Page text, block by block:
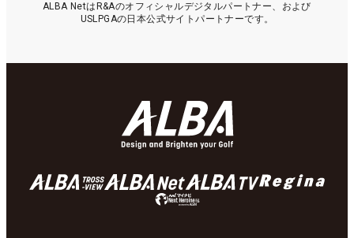
ALBA NetはR&Aのオフィシャルデジタルパートナー、および
USLPGAの日本公式サイトパートナーです。